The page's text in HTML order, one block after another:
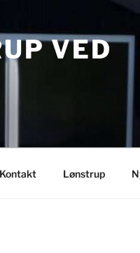
VED
Kontakt Lønstrup